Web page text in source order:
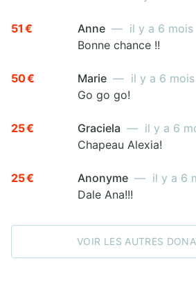
51 € Anne — il y a 6 mois
Bonne chance !!
50 € Marie — il y a 6 mois
Go go go!
25 € Graciela — il y a 6
Chapeau Alexia!
25 € Anonyme — il y a 6
Dale Ana!!!
VOIR LES AUTRES